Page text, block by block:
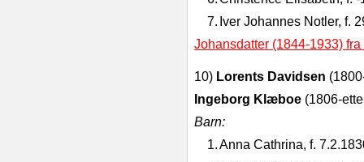
7. Iver Johannes Notler, f.
Johansdatter (1844-1933)
10) Lorents Davidsen
Ingeborg Klæboe
Barn:
1.Anna Cathrina, f.